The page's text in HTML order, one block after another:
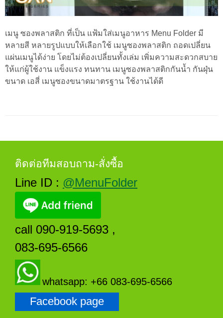
เมนู ซองพลาสติก ที่เป็น แฟ้มใส่เมนูอาหาร Menu Folder มี
หลายสี หลายรูปแบบให้เลือกใช้ เมนูซองพลาสติก ถอดเปลี่ยน
แผ่นเมนูได้ง่าย โดยไม่ต้องเปลี่ยนทั้งเล่ม เพิ่มความสะดวกสบาย
ให้แก่ผู้ใช้งาน แข็งแรง ทนทาน เมนูซองพลาสติกกันน้ำ กันฝุ่น
ขนาด เอสี่ เมนูซองขนาดมาตรฐาน ใช้งานได้ดี
ติดต่อทีมสอบถาม-สั่งซื้อ
Line ID : @MenuFolder
call 090-919-5693 ,
083-695-6566
whatsapp: +66 083-695-6566
Facebook page